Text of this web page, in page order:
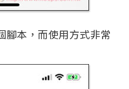
腳本，而使用方式非常